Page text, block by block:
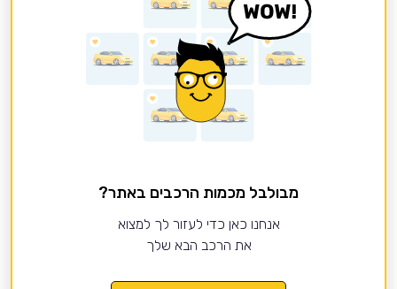
מבולבל מכמות הרכבים באתר?
אנחנו כאן כדי לעזור לך למצוא
את הרכב הבא שלך